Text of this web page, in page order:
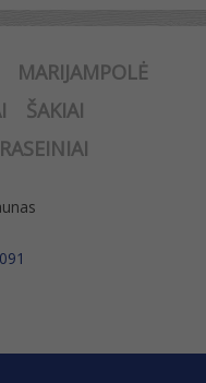
MARIJAMPOLĖ
ŠAKIAI
RASEINIAI